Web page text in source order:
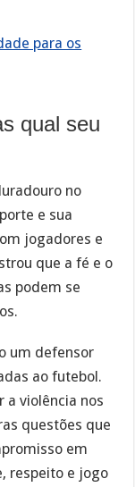
para os
qual seu
no
e sua
jogadores e
que a fé e o
podem se
um defensor
ao futebol.
a violência nos
questões que
em
respeito e jogo